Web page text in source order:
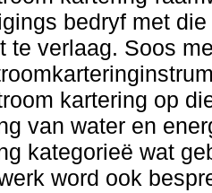
bedryf met
te verlaag. Soos
kartering op
van water en
kategorieë wat
word ook